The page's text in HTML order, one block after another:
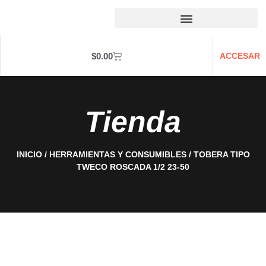
$0.00 ACCESAR
Tienda
INICIO/ HERRAMIENTAS Y CONSUMIBLES/ TOBERA TIPO
TWECO ROSCADA 1/2 23-50